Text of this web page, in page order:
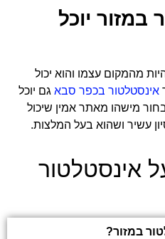
במזור יוכל
מהמקום עצמו והוא יכול
אינסטלטור בכפר סבא גם יוכל
מישהו מאתר אמין שיכול
עשיר ושהוא בעל המלצות.
אינסטלטור
במזור?